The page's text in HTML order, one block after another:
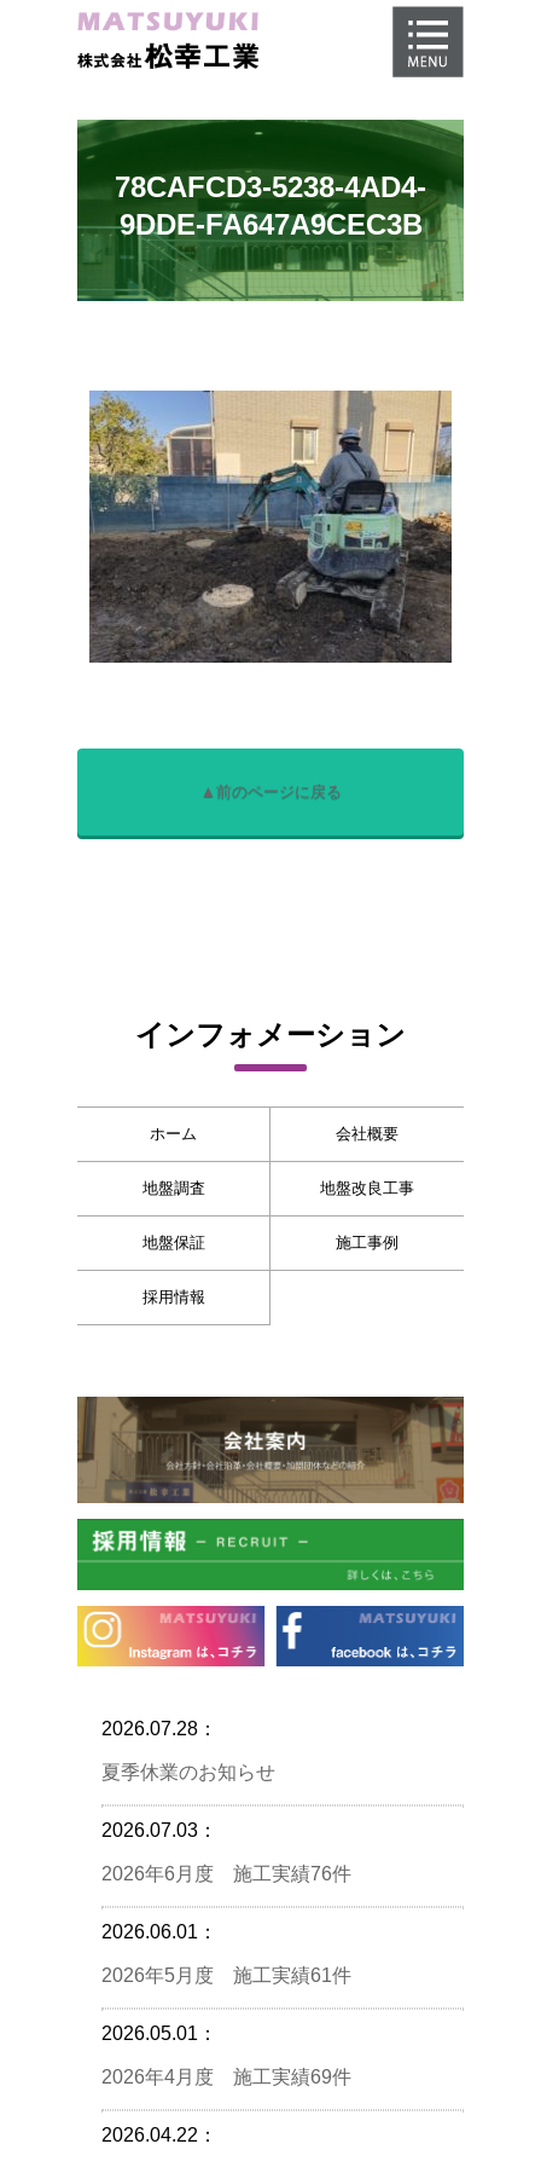
地盤改良工事
78CAFCD3-5238-4AD4-
9DDE-FA647A9CEC3B
▲前のページに戻る
インフォメーション
ホーム 会社概要
地盤調査 地盤改良工事
地盤保証 施工事例
採用情報
2026.07.28：
夏季休業のお知らせ
2026.07.03：
2026年6月度 施工実績76件
2026.06.01：
2026年5月度 施工実績61件
2026.05.01：
2026年4月度 施工実績69件
2026.04.22：